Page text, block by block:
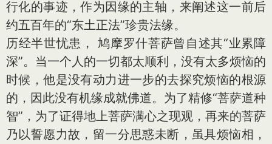
行化的事迹，作为因缘的主轴，来阐述这一前后
约五百年的“东土正法”珍贵法缘。
历经半世忧患， 鸠摩罗什菩萨曾自述其“业累障
深”。当一个人的一切都太顺利，没有太多烦恼的
时候，他是没有动力进一步的去探究烦恼的根源
的，因此没有机缘成就佛道。为了精修“菩萨道种
智”，为了证得地上菩萨满心之现观，再来的菩萨
乃以誓愿力故，留一分思惑未断，虽具烦恼相，